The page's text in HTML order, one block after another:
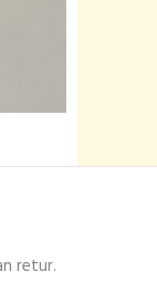
retur.